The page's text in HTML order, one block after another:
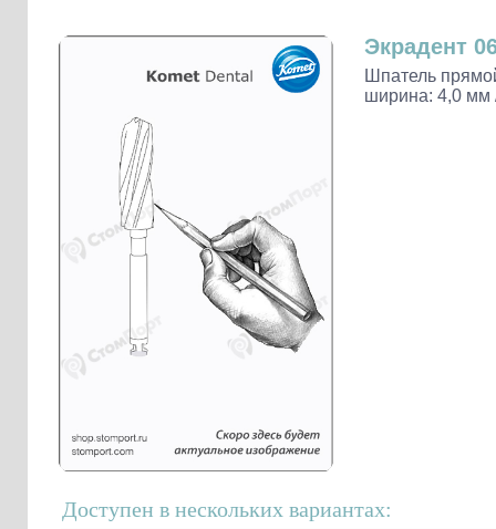
Наконечники и переходники KaVo
Экрадент
Шпатель
ширина: 4,0 мм
Доступен в нескольких вариантах: